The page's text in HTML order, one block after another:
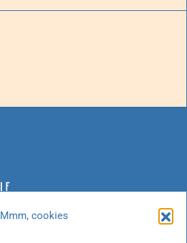
Mmm, cookies